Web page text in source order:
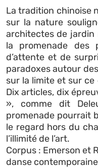
La tradition chinoise
sur la nature
architectes de jardin
la promenade des
d’attente et de
paradoxes autour
sur la limite et sur ce
Dix articles, dix
», comme dit
promenade pourrait
le regard hors du
l’illimité de l’art.
Corpus : Emerson et
danse